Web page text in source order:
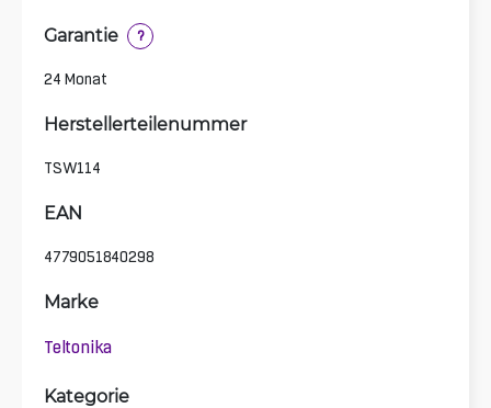
Garantie ?
24 Monat
Herstellerteilenummer
TSW114
EAN
4779051840298
Marke
Teltonika
Kategorie